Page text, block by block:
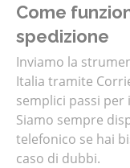
Come
spedizione
Inviamo la
Italia tramite
semplici passi
Siamo sempre
telefonico se hai
caso di dubbi.